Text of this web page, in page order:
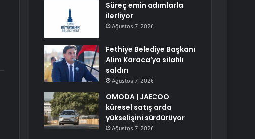
Süreç emin adımlarla
ilerliyor
Ağustos 7, 2026
Fethiye Belediye Başkanı
Alim Karaca’ya silahlı
saldırı
Ağustos 7, 2026
OMODA | JAECOO
küresel satışlarda
yükselişini sürdürüyor
Ağustos 7, 2026